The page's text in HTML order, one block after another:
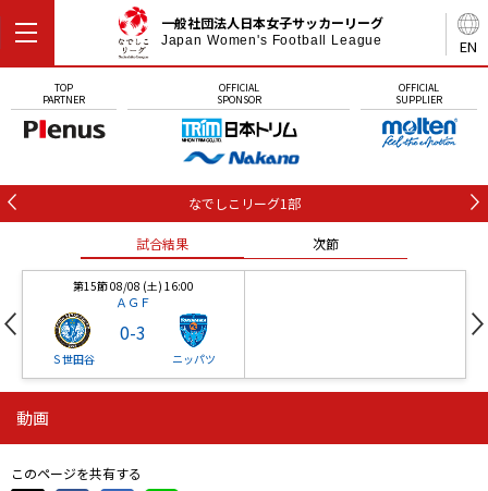
EN
一般社団法人日本女子サッカーリーグ
Japan Women's Football League
TOP
PARTNER
OFFICIAL
SPONSOR
OFFICIAL
SUPPLIER
なでしこリーグ1部
試合結果 次節
第15節 08/08 (土) 16:00
ＡＧＦ
Ｓ世田谷
0-3
ニッパツ
ニッパツ
-
石人の星
動画
このページを共有する